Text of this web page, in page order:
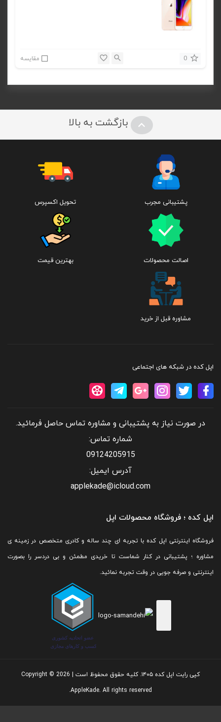
0 مقایسه
بازگشت به بالا
پشتیبانی مجرب تحویل اکسپرس
اصالت محصولات بهترین قیمت
مشاوره قبل از خرید
اپل کده در شبکه های اجتماعی
در صورت نیاز به پشتیبانی و مشاوره تماس حاصل فرمائید.
شماره تماس:
09124205915
آدرس ایمیل:
applekade@icloud.com
اپل کده ؛ فروشگاه محصولات اپل
فروشگاه اینترنتی اپل کده با تجربه ای چند ساله و کادری متخصص در زمینه ی
مشاوره ؛ پشتیبانی در کنار شماست تا خریدی مطمئن و بی دردسر را بصورت
اینترنتی و صرفه جویی در وقت تجربه نمائید.
کپی رایت اپل کده ۱۴۰۵. کلیه حقوق محفوظ است | Copyright © 2026
AppleKade. All rights reserved.